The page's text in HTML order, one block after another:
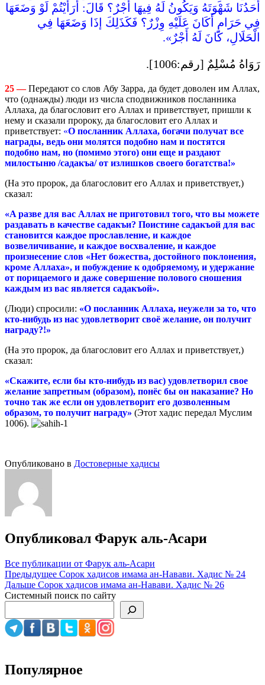
أَحَدُنَا شَهْوَتَهُ وَيَكُونُ لَهُ فِيهَا أَجْرٌ؟ قَالَ: أَرَأَيْتُمْ لَوْ وَضَعَهَا
فِي حَرَامٍ أَكَانَ عَلَيْهِ وِزْرٌ؟ فَكَذَلِكَ إذَا وَضَعَهَا فِي
الْحَلَالِ، كَانَ لَهُ أَجْرٌ».
رَوَاهُ مُسْلِمٌ [رقم:1006].
25 — Передают со слов Абу Зарра, да будет доволен им Аллах,
что (однажды) люди из числа сподвижников посланника
Аллаха, да благословит его Аллах и приветствует, пришли к
нему и сказали пророку, да благословит его Аллах и
приветствует: «O посланник Аллаха, богачи получат все
награды, ведь они молятся подобно нам и постятся
подобно нам, но (помимо этого) они еще и раздают
милостыню /садакъа/ от излишков своего богатства!»
(На это пророк, да благословит его Аллах и приветствует,)
сказал:
«A разве для вас Аллах не приготовил того, что вы можете
раздавать в качестве садакъи? Поистинe садакъой для вас
становится каждое прославление, и каждое
возвеличивание, и каждое восхваление, и каждое
произнесeние слов «Нет божества, достойного поклонения,
кроме Аллаха», и побуждение к одобряемому, и удержание
от порицаемого и даже совершение полового сношения
каждым из вас является садакъой».
(Люди) спросили: «О посланник Аллаха, неужели за то, что
кто-нибудь из нас удовлетворит своё желание, он получит
награду?!»
(На это прoрок, да благословит его Аллах и приветствует,)
сказал:
«Скажите, если бы кто-нибудь из вас) удовлетворил свое
желание запретным (образом), понёс бы он наказание? Но
точно так же если он удовлетворит его дозволенным
образом, то получит награду» (Этот хадис передал Муслим
1006).
Опубликовано в Достоверные хадисы
Опубликовал Фарук аль-Асари
Все публикации от Фарук аль-Асари
Навигация
по
Предыдущее Сорок хадисов имама ан-Навави. Хадис № 24
Дальше Сорок хадисов имама ан-Навави. Хадис № 26
Системный поиск по сайту
Популярное